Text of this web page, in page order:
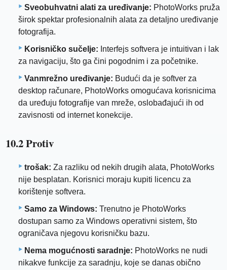
Sveobuhvatni alati za uređivanje: PhotoWorks pruža
širok spektar profesionalnih alata za detaljno uređivanje
fotografija.
Korisničko sučelje: Interfejs softvera je intuitivan i lak
za navigaciju, što ga čini pogodnim i za početnike.
Vanmrežno uređivanje: Budući da je softver za
desktop računare, PhotoWorks omogućava korisnicima
da uređuju fotografije van mreže, oslobađajući ih od
zavisnosti od internet konekcije.
10.2 Protiv
trošak: Za razliku od nekih drugih alata, PhotoWorks
nije besplatan. Korisnici moraju kupiti licencu za
korištenje softvera.
Samo za Windows: Trenutno je PhotoWorks
dostupan samo za Windows operativni sistem, što
ograničava njegovu korisničku bazu.
Nema mogućnosti saradnje: PhotoWorks ne nudi
nikakve funkcije za saradnju, koje se danas obično